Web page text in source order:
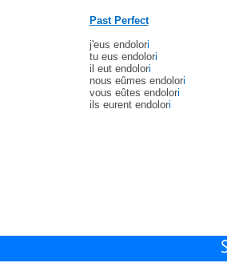
Past Perfect
j'eus endolori
tu eus endolori
il eut endolori
nous eûmes endolori
vous eûtes endolori
ils eurent endolori